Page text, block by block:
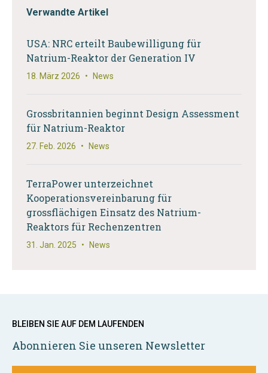
Verwandte Artikel
USA: NRC erteilt Baubewilligung für
Natrium-Reaktor der Generation IV
18. März 2026 • News
Grossbritannien beginnt Design Assessment
für Natrium-Reaktor
27. Feb. 2026 • News
TerraPower unterzeichnet
Kooperationsvereinbarung für
grossflächigen Einsatz des Natrium-
Reaktors für Rechenzentren
31. Jan. 2025 • News
BLEIBEN SIE AUF DEM LAUFENDEN
Abonnieren Sie unseren Newsletter